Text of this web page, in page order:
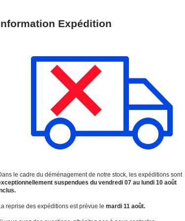
Câbles HDMI professionnels